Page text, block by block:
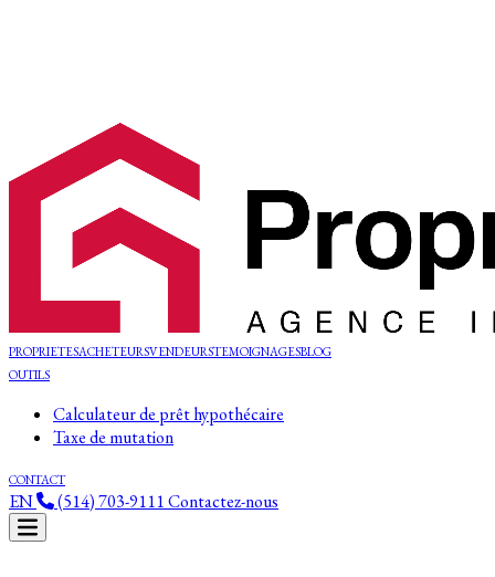
PROPRIETESACHETEURSVENDEURSTEMOIGNAGESBLOG
OUTILS
Calculateur de prêt hypothécaire
Taxe de mutation
CONTACT
EN (514) 703-9111Contactez-nous